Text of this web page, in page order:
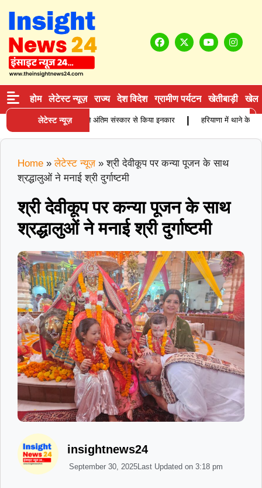
होम लेटेस्ट न्यूज़ राज्य देश विदेश ग्रामीण पर्यटन खेतीबाड़ी खेल
लेटेस्ट न्यूज़
कारोबारी की मौत, बेटियों ने अंतिम संस्कार से किया इनकार हरियाणा में थाने के
Home » लेटेस्ट न्यूज़ »श्री देवीकूप पर कन्या पूजन के साथ
श्रद्धालुओं ने मनाई श्री दुर्गाष्टमी
श्री देवीकूप पर कन्या पूजन के साथ
श्रद्धालुओं ने मनाई श्री दुर्गाष्टमी
insightnews24
September 30, 2025Last Updated on 3:18 pm